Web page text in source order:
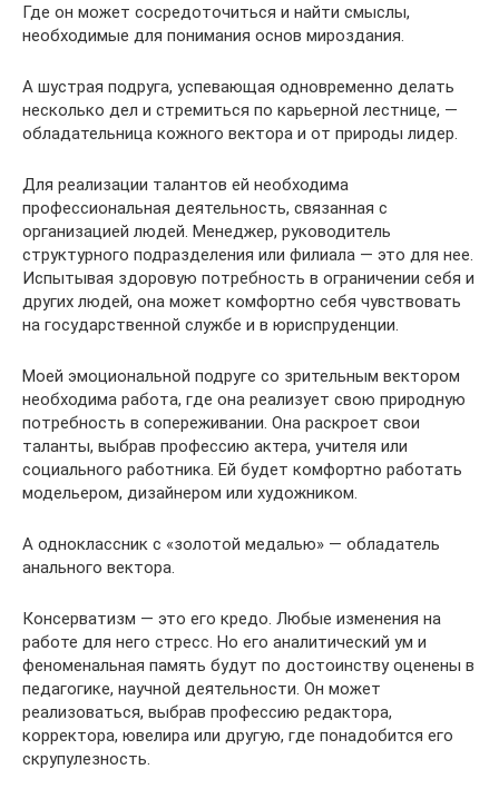
Где он может сосредоточиться и найти смыслы,
необходимые для понимания основ мироздания.
А шустрая подруга, успевающая одновременно делать
несколько дел и стремиться по карьерной лестнице, —
обладательница кожного вектора и от природы лидер.
Для реализации талантов ей необходима
профессиональная деятельность, связанная с
организацией людей. Менеджер, руководитель
структурного подразделения или филиала — это для нее.
Испытывая здоровую потребность в ограничении себя и
других людей, она может комфортно себя чувствовать
на государственной службе и в юриспруденции.
Моей эмоциональной подруге со зрительным вектором
необходима работа, где она реализует свою природную
потребность в сопереживании. Она раскроет свои
таланты, выбрав профессию актера, учителя или
социального работника. Ей будет комфортно работать
модельером, дизайнером или художником.
А одноклассник с «золотой медалью» — обладатель
анального вектора.
Консерватизм — это его кредо. Любые изменения на
работе для него стресс. Но его аналитический ум и
феноменальная память будут по достоинству оценены в
педагогике, научной деятельности. Он может
реализоваться, выбрав профессию редактора,
корректора, ювелира или другую, где понадобится его
скрупулезность.